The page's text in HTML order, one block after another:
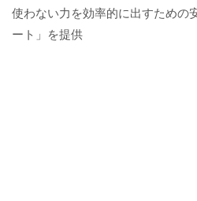
使わない力を効率的に出すための
ート」を提供